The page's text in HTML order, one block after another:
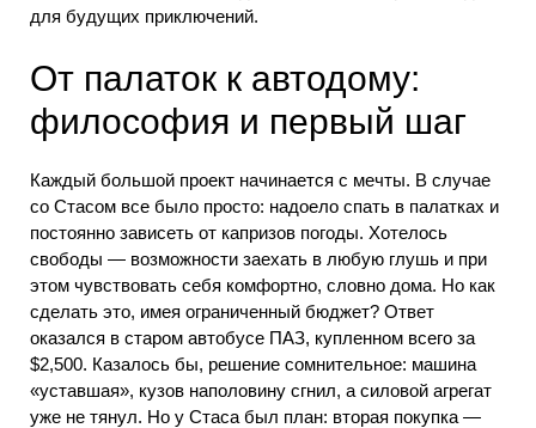
для будущих приключений.
От палаток к автодому:
философия и первый шаг
Каждый большой проект начинается с мечты. В случае
со Стасом все было просто: надоело спать в палатках и
постоянно зависеть от капризов погоды. Хотелось
свободы — возможности заехать в любую глушь и при
этом чувствовать себя комфортно, словно дома. Но как
сделать это, имея ограниченный бюджет? Ответ
оказался в старом автобусе ПАЗ, купленном всего за
$2,500. Казалось бы, решение сомнительное: машина
«уставшая», кузов наполовину сгнил, а силовой агрегат
уже не тянул. Но у Стаса был план: вторая покупка —